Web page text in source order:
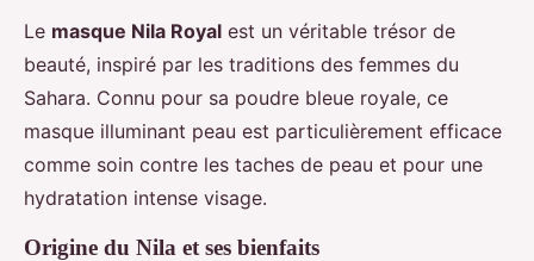
Le masque Nila Royal est un véritable trésor de
beauté, inspiré par les traditions des femmes du
Sahara. Connu pour sa poudre bleue royale, ce
masque illuminant peau est particulièrement efficace
comme soin contre les taches de peau et pour une
hydratation intense visage.
Origine du Nila et ses bienfaits